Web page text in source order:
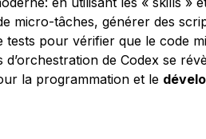
micro-tâches, générer des
tests pour vérifier que le code
d’orchestration de Codex se
la programmation et le